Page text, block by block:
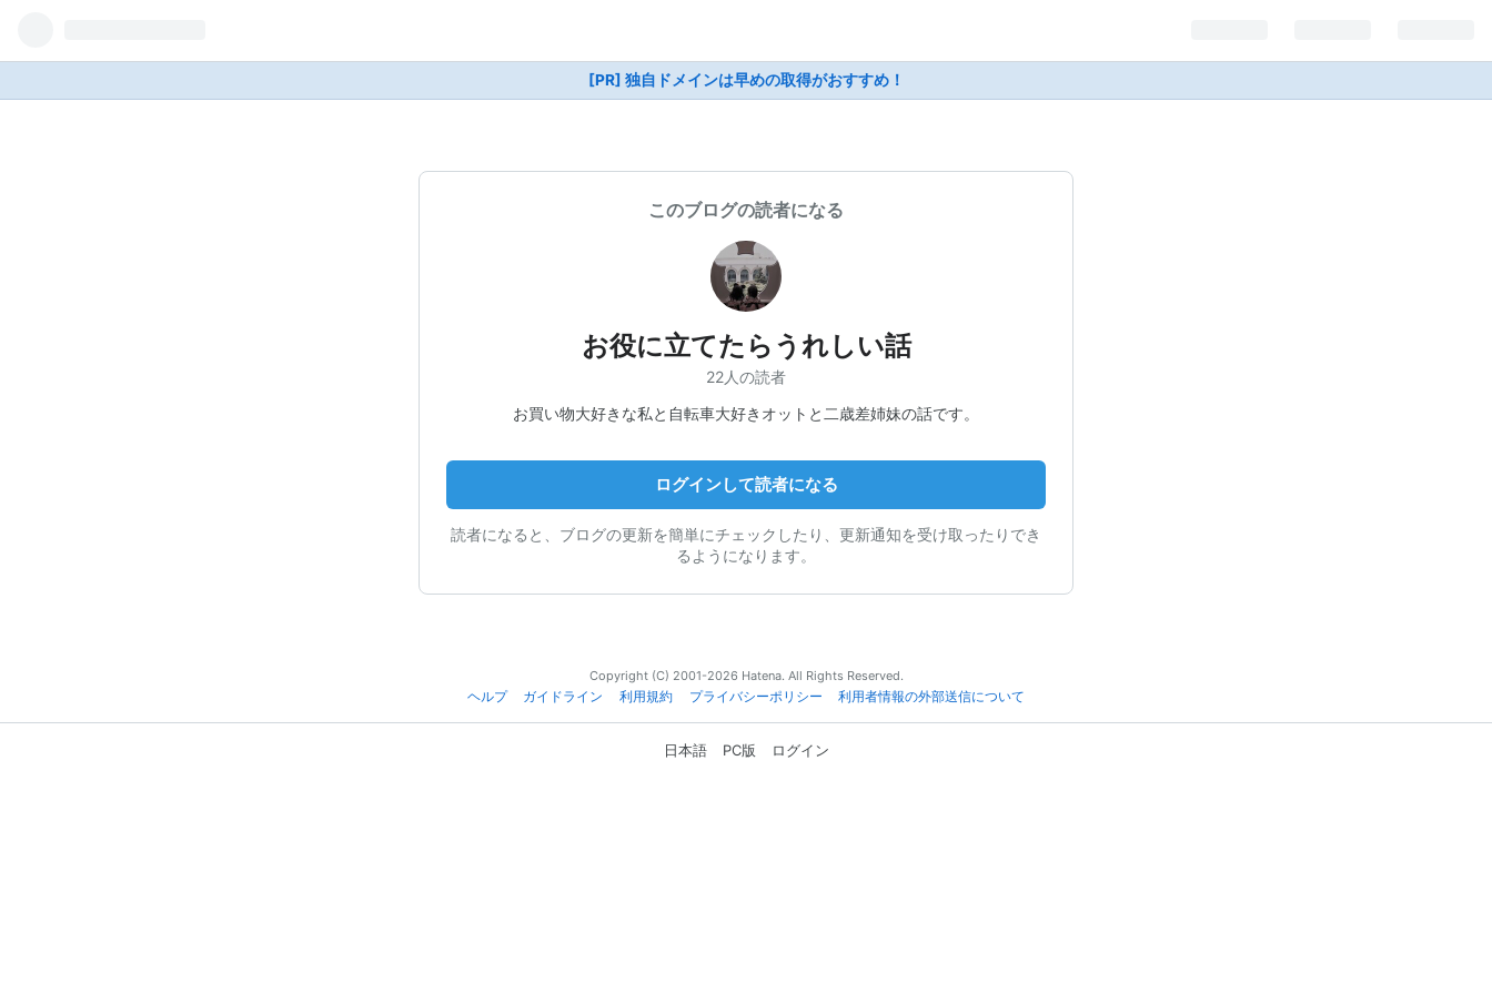
[PR] 独自ドメインは早めの取得がおすすめ！
このブログの読者になる
お役に立てたらうれしい話
22人の読者
お買い物大好きな私と自転車大好きオットと二歳差姉妹の話です。
ログインして読者になる
読者になると、ブログの更新を簡単にチェックしたり、更新通知を受け取ったりでき
るようになります。
Copyright (C) 2001-2026 Hatena. All Rights Reserved.
ヘルプ
ガイドライン 利用規約 プライバシーポリシー 利用者情報の外部送信について
日本語 PC版 ログイン